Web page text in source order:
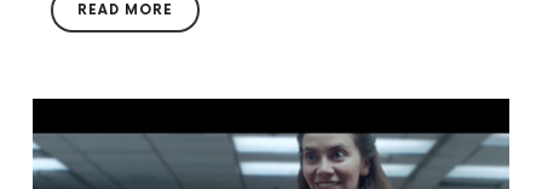
READ MORE